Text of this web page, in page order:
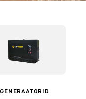
GENERAATORID